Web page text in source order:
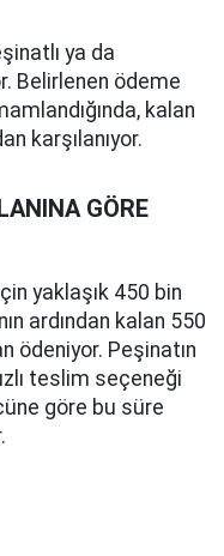
ya da
Belirlenen ödeme
kalan
karşılanıyor.
GÖRE
yaklaşık 450 bin
ardından kalan 550
ödeniyor. Peşinatın
teslim seçeneği
göre bu süre